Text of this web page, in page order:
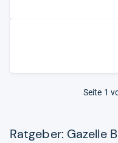
Seite 1
Ratgeber: Gazelle